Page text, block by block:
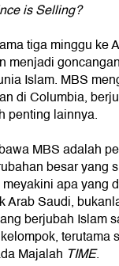
is Selling?
tiga minggu ke
menjadi
Islam. MBS
di Columbia,
penting lainnya.
MBS adalah
besar yang
apa yang
Arab Saudi,
berjubah Islam
terutama
Majalah TIME.